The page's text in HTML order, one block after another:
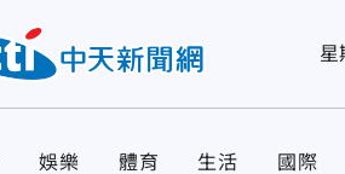
星
娛樂 體育 生活 國際